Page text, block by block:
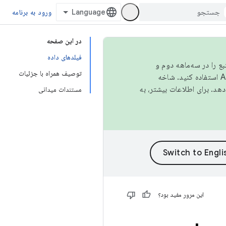
ورود به برنامه
در این صفحه
فیلدهای داده
توصیف همراه با جزئیات
مستندات میدانی
را در سه‌ماهه دوم و
استفاده کنید. شاخه
این مرور مفید بود؟